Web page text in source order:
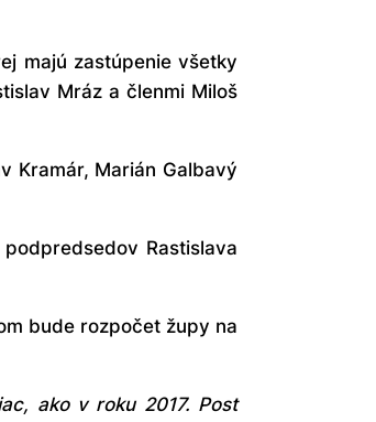
majú zastúpenie všetky
Mráz a členmi Miloš
Kramár, Marián Galbavý
Rastislava
bude rozpočet župy na
ako v roku 2017. Post